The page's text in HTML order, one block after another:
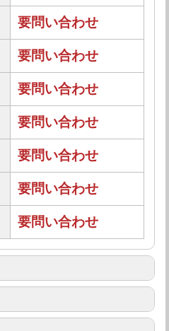
要問い合わせ
要問い合わせ
要問い合わせ
要問い合わせ
要問い合わせ
要問い合わせ
要問い合わせ